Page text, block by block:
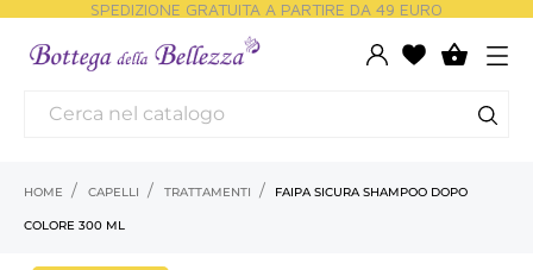
SPEDIZIONE GRATUITA A PARTIRE DA 49 EURO

HOME CAPELLI TRATTAMENTI FAIPA SICURA SHAMPOO DOPO
COLORE 300 ML